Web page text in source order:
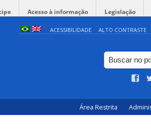
Acesso à informação Legislação
ACESSIBILIDADE ALTO CONTRASTE
Área Restrita